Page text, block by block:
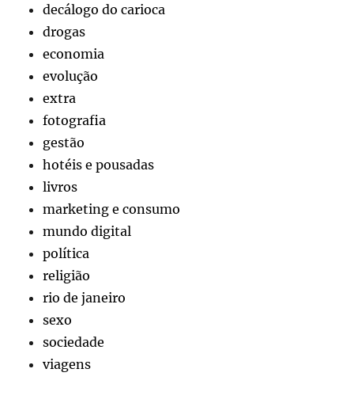
decálogo do carioca
drogas
economia
evolução
extra
fotografia
gestão
hotéis e pousadas
livros
marketing e consumo
mundo digital
política
religião
rio de janeiro
sexo
sociedade
viagens